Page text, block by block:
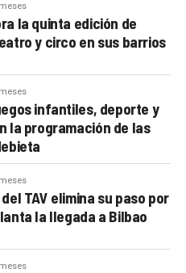
la quinta edición de
y circo en sus barrios
infantiles, deporte y
la programación de las
TAV elimina su paso por
la llegada a Bilbao